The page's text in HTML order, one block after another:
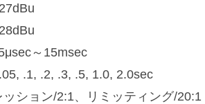
～15msec
.1, .2, .3, .5, 1.0, 2.0sec
ション/2:1、リミッティング/20:1